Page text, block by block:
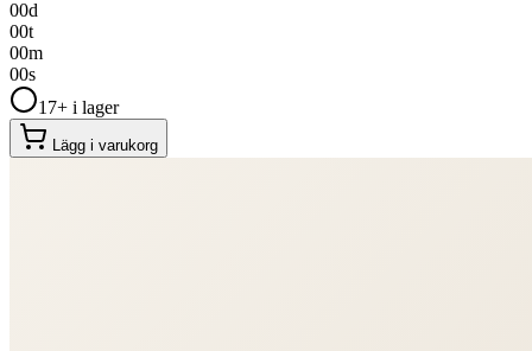
00d
00t
00m
00s
17+ i lager
Lägg i varukorg